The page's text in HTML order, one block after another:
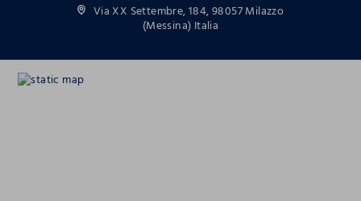
Via XX Settembre, 184, 98057 Milazzo
(Messina) Italia